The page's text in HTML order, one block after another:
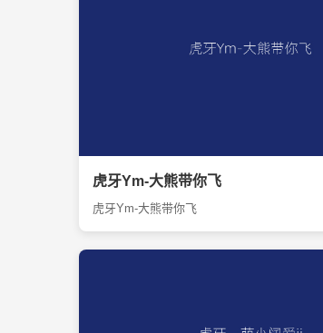
虎牙Ym-大熊带你飞
虎牙Ym-大熊带你飞